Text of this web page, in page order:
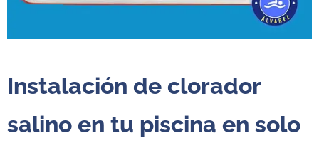
Instalación de clorador
salino en tu piscina en solo